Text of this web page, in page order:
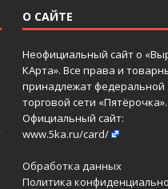
О САЙТЕ
Неофициальный сайт о
КАрта». Все права и
принадлежат федеральной
торговой сети «Пятёрочка».
Официальный сайт:
www.5ka.ru/card/
Обработка данных
Политика